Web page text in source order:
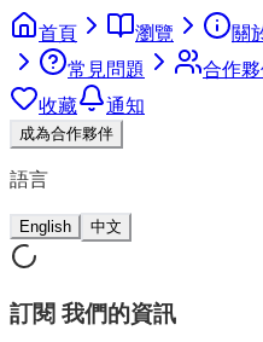
首頁 瀏覽 關
常見問題
合作
收藏
通知
成為合作夥伴
語言
English 中文
訂閱 我們的資訊